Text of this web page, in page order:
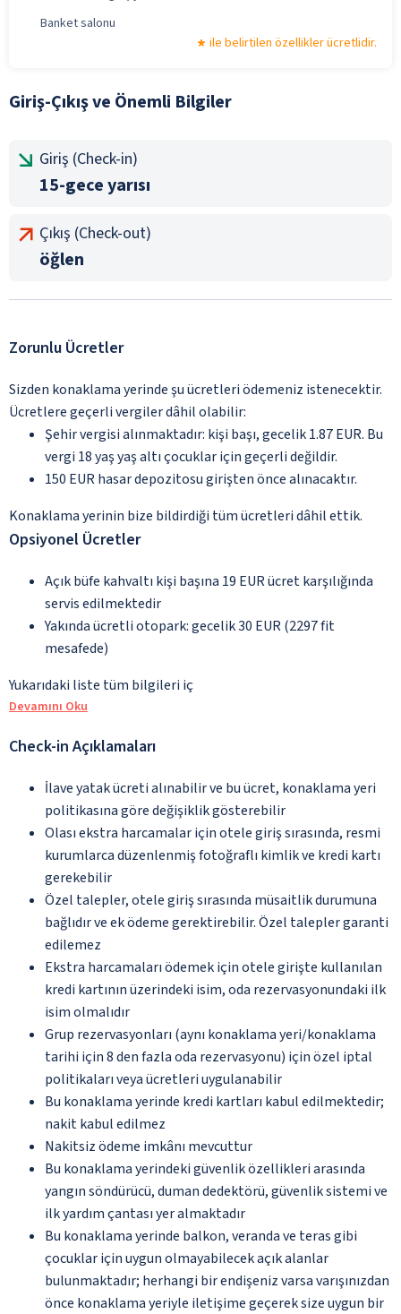
Banket salonu
ile belirtilen özellikler ücretlidir.
Giriş-Çıkış ve Önemli Bilgiler
Giriş (Check-in)
15-gece yarısı
Çıkış (Check-out)
öğlen
Zorunlu Ücretler
Sizden konaklama yerinde şu ücretleri ödemeniz istenecektir.
Ücretlere geçerli vergiler dâhil olabilir:
Şehir vergisi alınmaktadır: kişi başı, gecelik 1.87 EUR. Bu
vergi 18 yaş yaş altı çocuklar için geçerli değildir.
150 EUR hasar depozitosu girişten önce alınacaktır.
Konaklama yerinin bize bildirdiği tüm ücretleri dâhil ettik.
Opsiyonel Ücretler
Açık büfe kahvaltı kişi başına 19 EUR ücret karşılığında
servis edilmektedir
Yakında ücretli otopark: gecelik 30 EUR (2297 fit
mesafede)
Yukarıdaki liste tüm bilgileri iç
Devamını Oku
Check-in Açıklamaları
İlave yatak ücreti alınabilir ve bu ücret, konaklama yeri
politikasına göre değişiklik gösterebilir
Olası ekstra harcamalar için otele giriş sırasında, resmi
kurumlarca düzenlenmiş fotoğraflı kimlik ve kredi kartı
gerekebilir
Özel talepler, otele giriş sırasında müsaitlik durumuna
bağlıdır ve ek ödeme gerektirebilir. Özel talepler garanti
edilemez
Ekstra harcamaları ödemek için otele girişte kullanılan
kredi kartının üzerindeki isim, oda rezervasyonundaki ilk
isim olmalıdır
Grup rezervasyonları (aynı konaklama yeri/konaklama
tarihi için 8 den fazla oda rezervasyonu) için özel iptal
politikaları veya ücretleri uygulanabilir
Bu konaklama yerinde kredi kartları kabul edilmektedir;
nakit kabul edilmez
Nakitsiz ödeme imkânı mevcuttur
Bu konaklama yerindeki güvenlik özellikleri arasında
yangın söndürücü, duman dedektörü, güvenlik sistemi ve
ilk yardım çantası yer almaktadır
Bu konaklama yerinde balkon, veranda ve teras gibi
çocuklar için uygun olmayabilecek açık alanlar
bulunmaktadır; herhangi bir endişeniz varsa varışınızdan
önce konaklama yeriyle iletişime geçerek size uygun bir